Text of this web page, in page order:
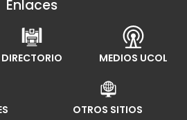
Enlaces
DIRECTORIO MEDIOS UCOL
OTROS SITIOS